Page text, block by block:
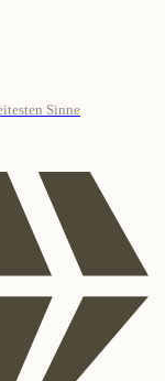
Sinne